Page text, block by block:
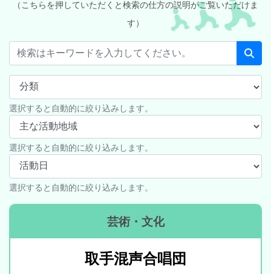
（こちらを押していただくと検索の仕方の説明がご覧いただけま
す）
選択すると自動的に絞り込みします。
選択すると自動的に絞り込みします。
選択すると自動的に絞り込みします。
芸術・文化
取手混声合唱団